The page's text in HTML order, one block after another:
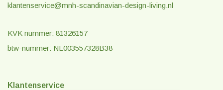
klantenservice@mnh-scandinavian-design-living.nl
KVK nummer: 81326157
btw-nummer: NL003557328B38
Klantenservice